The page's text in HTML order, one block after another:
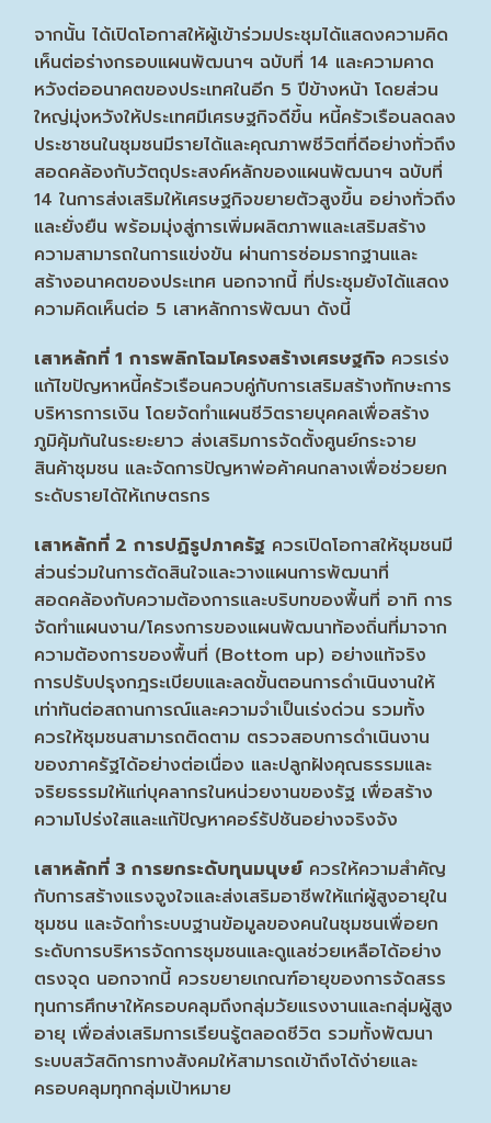
จากนั้น ได้เปิดโอกาสให้ผู้เข้าร่วมประชุมได้แสดงความคิด
เห็นต่อร่างกรอบแผนพัฒนาฯ ฉบับที่ 14 และความคาด
หวังต่ออนาคตของประเทศในอีก 5 ปีข้างหน้า โดยส่วน
ใหญ่มุ่งหวังให้ประเทศมีเศรษฐกิจดีขึ้น หนี้ครัวเรือนลดลง
ประชาชนในชุมชนมีรายได้และคุณภาพชีวิตที่ดีอย่างทั่วถึง
สอดคล้องกับวัตถุประสงค์หลักของแผนพัฒนาฯ ฉบับที่
14 ในการส่งเสริมให้เศรษฐกิจขยายตัวสูงขึ้น อย่างทั่วถึง
และยั่งยืน พร้อมมุ่งสู่การเพิ่มผลิตภาพและเสริมสร้าง
ความสามารถในการแข่งขัน ผ่านการซ่อมรากฐานและ
สร้างอนาคตของประเทศ นอกจากนี้ ที่ประชุมยังได้แสดง
ความคิดเห็นต่อ 5 เสาหลักการพัฒนา ดังนี้
เสาหลักที่1 การพลิกโฉมโครงสร้างเศรษฐกิจ ควรเร่ง
แก้ไขปัญหาหนี้ครัวเรือนควบคู่กับการเสริมสร้างทักษะการ
บริหารการเงิน โดยจัดทำแผนชีวิตรายบุคคลเพื่อสร้าง
ภูมิคุ้มกันในระยะยาว ส่งเสริมการจัดตั้งศูนย์กระจาย
สินค้าชุมชน และจัดการปัญหาพ่อค้าคนกลางเพื่อช่วยยก
ระดับรายได้ให้เกษตรกร
เสาหลักที่ 2 การปฏิรูปภาครัฐ ควรเปิดโอกาสให้ชุมชนมี
ส่วนร่วมในการตัดสินใจและวางแผนการพัฒนาที่
สอดคล้องกับความต้องการและบริบทของพื้นที่ อาทิ การ
จัดทำแผนงาน/โครงการของแผนพัฒนาท้องถิ่นที่มาจาก
ความต้องการของพื้นที่ (Bottom up) อย่างแท้จริง
การปรับปรุงกฎระเบียบและลดขั้นตอนการดำเนินงานให้
เท่าทันต่อสถานการณ์และความจำเป็นเร่งด่วน รวมทั้ง
ควรให้ชุมชนสามารถติดตาม ตรวจสอบการดำเนินงาน
ของภาครัฐได้อย่างต่อเนื่อง และปลูกฝังคุณธรรมและ
จริยธรรมให้แก่บุคลากรในหน่วยงานของรัฐ เพื่อสร้าง
ความโปร่งใสและแก้ปัญหาคอร์รัปชันอย่างจริงจัง
เสาหลักที่ 3 การยกระดับทุนมนุษย์ควรให้ความสำคัญ
กับการสร้างแรงจูงใจและส่งเสริมอาชีพให้แก่ผู้สูงอายุใน
ชุมชน และจัดทำระบบฐานข้อมูลของคนในชุมชนเพื่อยก
ระดับการบริหารจัดการชุมชนและดูแลช่วยเหลือได้อย่าง
ตรงจุด นอกจากนี้ ควรขยายเกณฑ์อายุของการจัดสรร
ทุนการศึกษาให้ครอบคลุมถึงกลุ่มวัยแรงงานและกลุ่มผู้สูง
อายุ เพื่อส่งเสริมการเรียนรู้ตลอดชีวิต รวมทั้งพัฒนา
ระบบสวัสดิการทางสังคมให้สามารถเข้าถึงได้ง่ายและ
ครอบคลุมทุกกลุ่มเป้าหมาย